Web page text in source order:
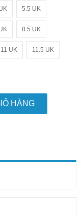
5.5 UK
8.5 UK
11 UK 11.5 UK
HÀNG